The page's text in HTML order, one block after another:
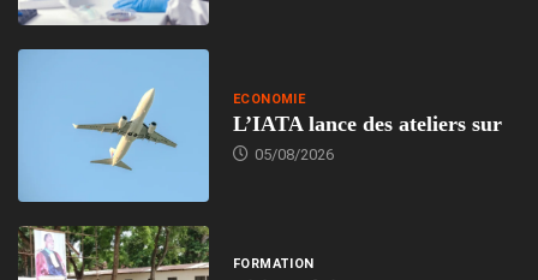
ECONOMIE
L’IATA lance des ateliers sur
05/08/2026
FORMATION